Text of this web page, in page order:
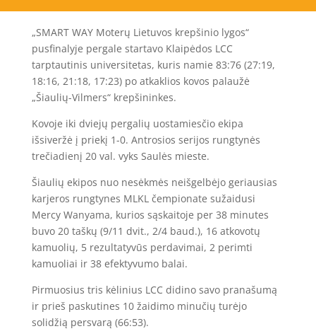
„SMART WAY Moterų Lietuvos krepšinio lygos“
pusfinalyje pergale startavo Klaipėdos LCC
tarptautinis universitetas, kuris namie 83:76 (27:19,
18:16, 21:18, 17:23) po atkaklios kovos palaužė
„Šiaulių-Vilmers“ krepšininkes.
Kovoje iki dviejų pergalių uostamiesčio ekipa
išsiveržė į priekį 1-0. Antrosios serijos rungtynės
trečiadienį 20 val. vyks Saulės mieste.
Šiaulių ekipos nuo nesėkmės neišgelbėjo geriausias
karjeros rungtynes MLKL čempionate sužaidusi
Mercy Wanyama, kurios sąskaitoje per 38 minutes
buvo 20 taškų (9/11 dvit., 2/4 baud.), 16 atkovotų
kamuolių, 5 rezultatyvūs perdavimai, 2 perimti
kamuoliai ir 38 efektyvumo balai.
Pirmuosius tris kėlinius LCC didino savo pranašumą
ir prieš paskutines 10 žaidimo minučių turėjo
solidžią persvarą (66:53).